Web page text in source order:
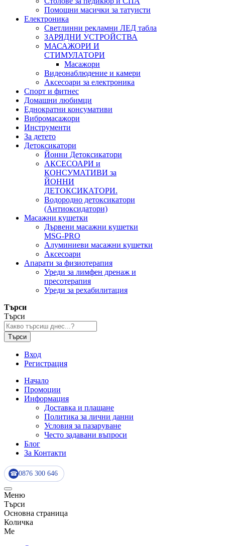
Помощни масички за татуисти
Електроника
Светлинни рекламни ЛЕД табла
ЗАРЯДНИ УСТРОЙСТВА
МАСАЖОРИ И
СТИМУЛАТОРИ
Масажори
Видеонаблюдение и камери
Аксесоари за електроника
Спорт и фитнес
Домашни любимци
Еднократни консумативи
Вибромасажори
Инструменти
За детето
Детоксикатори
Йонни Детоксикатори
АКСЕСОАРИ и
КОНСУМАТИВИ за
ЙОННИ
ДЕТОКСИКАТОРИ.
Водородно детоксикатори
(Антиоксидатори)
Масажни кушетки
Дървени масажни кушетки
MSG-PRO
Алуминиеви масажни кушетки
Аксесоари
Апарати за физиотерапия
Уреди за лимфен дренаж и
пресотерапия
Уреди за рехабилитация
Търси
Търси
Търси
Вход
Регистрация
Начало
Промоции
Информация
Доставка и плащане
Политика за лични данни
Условия за пазаруване
Често задавани въпроси
Блог
За Контакти
☎ 0876 300 646
Меню
Търси
Основна страница
Количка
Me